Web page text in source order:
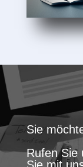
Sie
Rufen Sie